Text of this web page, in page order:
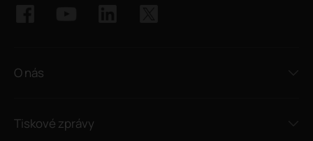
O nás
Tiskové zprávy